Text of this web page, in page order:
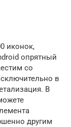
иконок,
опрятный
со
в
В
другим